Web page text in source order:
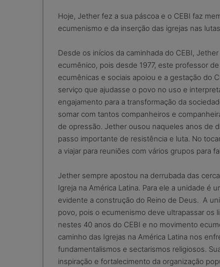
Hoje, Jether fez a sua páscoa e o CEBI faz
ecumenismo e da inserção das igrejas nas
Desde os inícios da caminhada do CEBI,
ecumênico, pois desde 1977, este professor
ecumênicas e sociais apoiou e a gestação do
serviço que ajudasse o povo no uso e
engajamento para a transformação da
somar com tantos companheiros e
de opressão. Jether ousou naqueles anos de
passo importante de resistência e luta. No
a viajar para reuniões com vários grupos para
Jether sempre apostou na derrubada das
Igreja na América Latina. Para ele a unidade é
evidente a construção do Reino de Deus. A
povo, pois o ecumenismo deve ultrapassar os
nestes 40 anos do CEBI e no movimento
caminho das Igrejas na América Latina nos
fundamentalismos e sectarismos religiosos.
inspiração e fortalecimento da organização